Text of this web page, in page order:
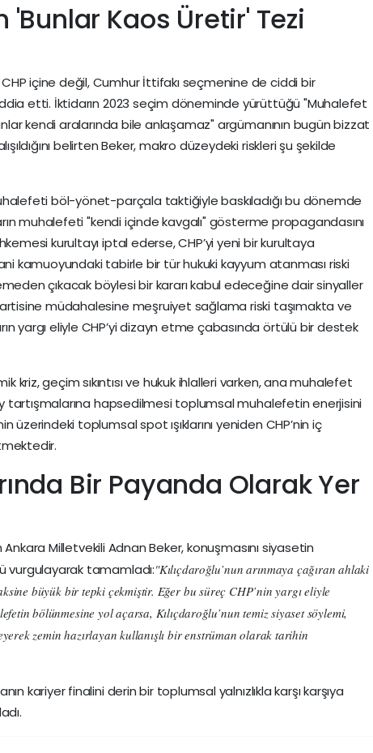
'Bunlar Kaos Üretir' Tezi
içine değil, Cumhur İttifakı seçmenine de ciddi bir
etti. İktidarın 2023 seçim döneminde yürüttüğü "Muhalefet
kendi aralarında bile anlaşamaz" argümanının bugün bizzat
belirten Beker, makro düzeydeki riskleri şu şekilde
böl-yönet-parçala taktiğiyle baskıladığı bu dönemde
muhalefeti "kendi içinde kavgalı" gösterme propagandasını
kurultayı iptal ederse, CHP’yi yeni bir kurultaya
kamuoyundaki tabirle bir tür hukuki kayyum atanması riski
çıkacak böylesi bir kararı kabul edeceğine dair sinyaller
müdahalesine meşruiyet sağlama riski taşımakta ve
yargı eliyle CHP’yi dizayn etme çabasında örtülü bir destek
kriz, geçim sıkıntısı ve hukuk ihlalleri varken, ana muhalefet
tartışmalarına hapsedilmesi toplumsal muhalefetin enerjisini
üzerindeki toplumsal spot ışıklarını yeniden CHP’nin iç
Bir Payanda Olarak Yer
Ankara Milletvekili Adnan Beker, konuşmasını siyasetin
vurgulayarak tamamladı:"Kılıçdaroğlu’nun arınmaya çağıran ahlaki
büyük bir tepki çekmiştir. Eğer bu süreç CHP’nin yargı eliyle
bölünmesine yol açarsa, Kılıçdaroğlu’nun temiz siyaset söylemi,
zemin hazırlayan kullanışlı bir enstrüman olarak tarihin
kariyer finalini derin bir toplumsal yalnızlıkla karşı karşıya